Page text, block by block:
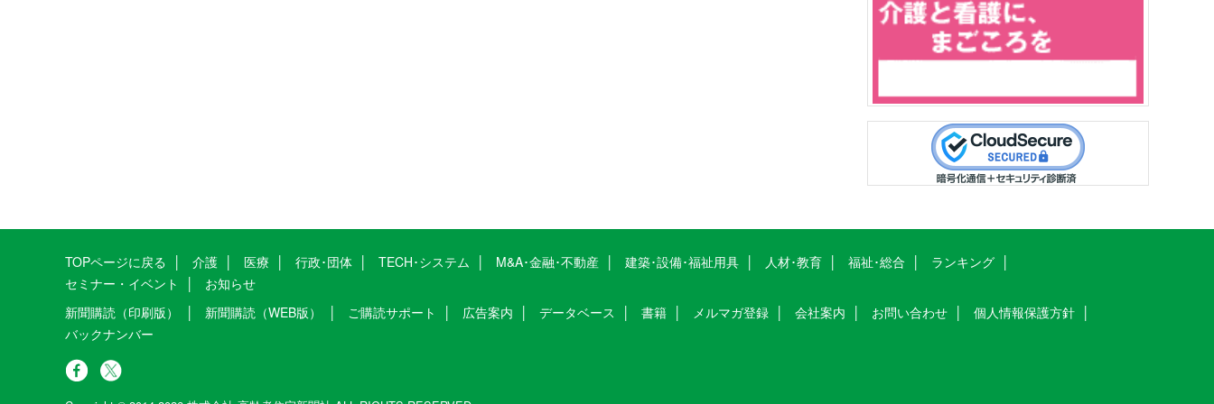
TOPページに戻る 介護 医療 行政･団体 TECH･システム M&A･金融･不動産 建築･設備･福祉用具 人材･教育 福祉･総合
ランキング
セミナー・イベント
お知らせ
新聞購読（印刷版）
新聞購読（WEB版） ご購読サポート 広告案内 データベース 書籍 メルマガ登録 会社案内 お問い合わせ
個人情報保護方針
バックナンバー